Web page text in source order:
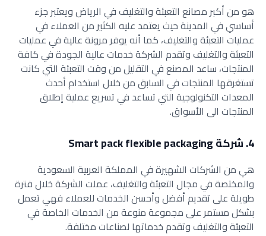
هو من أكبر مصانع التعبئة والتغليف في الرياض ويعتبر جزء
أساسي في المدينة حيث يعتمد عليه الكثير من العملاء في
عمليات التعبئة والتغليف، كما أنه يوفر مرونة عالية في عمليات
التعبئة والتغليف وتقدم الشركة خدمات عالية الجودة في كافة
المنتجات، ساعد المصنع في التقليل من وقت التعبئة التي كانت
تستغرقها المنتجات في السابق من خلال استخدام أحدث
المعدات التكنولوجية التي تساعد في تسريع عملية إطلاق
المنتجات الى الأسواق.
4. شركة Smart pack flexible packaging
هي من الشركات الشهيرة في المملكة العربية السعودية
والمختصة في مجال التعبئة والتغليف، عملت الشركة خلال فترة
طويلة على تقديم أفضل وأحسن الخدمات للعملاء فهي تعمل
بشكل مستمر على مجموعة منوعة من الخدمات الخاصة في
التعبئة والتغليف وتقدم خدماتها لصناعات مختلفة.